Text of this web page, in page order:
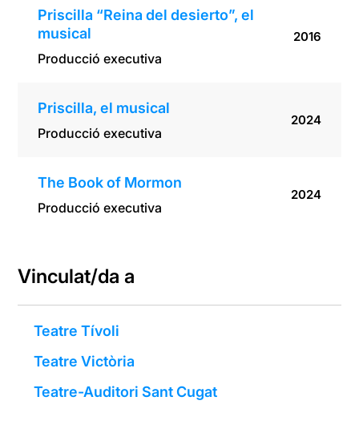
Priscilla “Reina del desierto”, el
musical
Producció executiva
2016
Priscilla, el musical
Producció executiva
2024
The Book of Mormon
Producció executiva
2024
Vinculat/da a
Teatre Tívoli
Teatre Victòria
Teatre-Auditori Sant Cugat